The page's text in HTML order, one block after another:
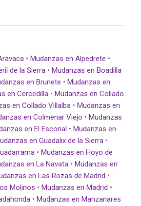
•Mudanzas en Alpedrete •
de la Sierra •Mudanzas en Boadilla
en Brunete • Mudanzas en
en Cercedilla •Mudanzas en Collado
en Collado Villalba• Mudanzas en
en Colmenar Viejo •Mudanzas
en El Escorial • Mudanzas en
en Guadalix de la Sierra•
•Mudanzas en Hoyo de
en La Navata •Mudanzas en
en Las Rozas de Madrid •
Molinos •Mudanzas en Madrid •
• Mudanzas en Manzanares